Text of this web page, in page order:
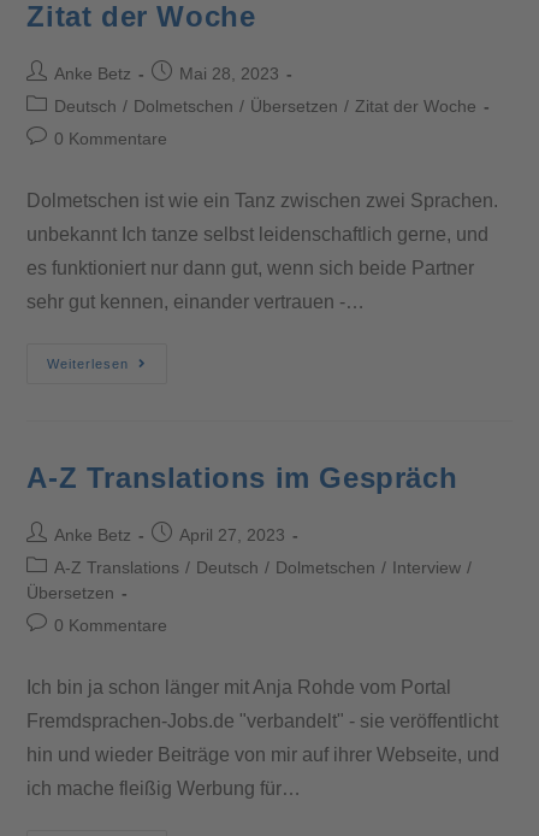
Zitat der Woche
Anke Betz
Mai 28, 2023
Deutsch / Dolmetschen / Übersetzen / Zitat der Woche
0 Kommentare
Dolmetschen ist wie ein Tanz zwischen zwei Sprachen.
unbekannt Ich tanze selbst leidenschaftlich gerne, und
es funktioniert nur dann gut, wenn sich beide Partner
sehr gut kennen, einander vertrauen -…
Weiterlesen
A-Z Translations im Gespräch
Anke Betz
April 27, 2023
A-Z Translations / Deutsch / Dolmetschen / Interview /
Übersetzen
0 Kommentare
Ich bin ja schon länger mit Anja Rohde vom Portal
Fremdsprachen-Jobs.de "verbandelt" - sie veröffentlicht
hin und wieder Beiträge von mir auf ihrer Webseite, und
ich mache fleißig Werbung für…